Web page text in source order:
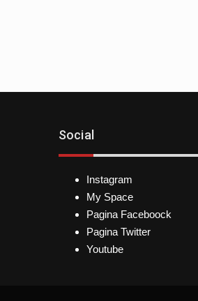
Social
Instagram
My Space
Pagina Faceboock
Pagina Twitter
Youtube